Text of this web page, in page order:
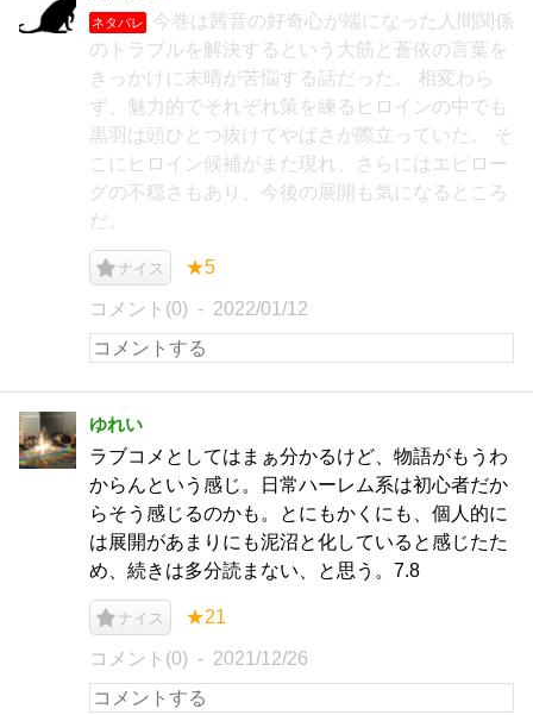
ネタバレ
今巻は茜音の好奇心が端になった人間関係
のトラブルを解決するという大筋と蒼依の言葉を
きっかけに末晴が苦悩する話だった。 相変わら
ず、魅力的でそれぞれ策を練るヒロインの中でも
黒羽は頭ひとつ抜けてやばさが際立っていた。 そ
こにヒロイン候補がまた現れ、さらにはエピロー
グの不穏さもあり、今後の展開も気になるところ
だ。
ナイス ★5
コメント(0) 2022/01/12
ゆれい
ラブコメとしてはまぁ分かるけど、物語がもうわ
からんという感じ。日常ハーレム系は初心者だか
らそう感じるのかも。とにもかくにも、個人的に
は展開があまりにも泥沼と化していると感じたた
め、続きは多分読まない、と思う。7.8
ナイス ★21
コメント(0) 2021/12/26